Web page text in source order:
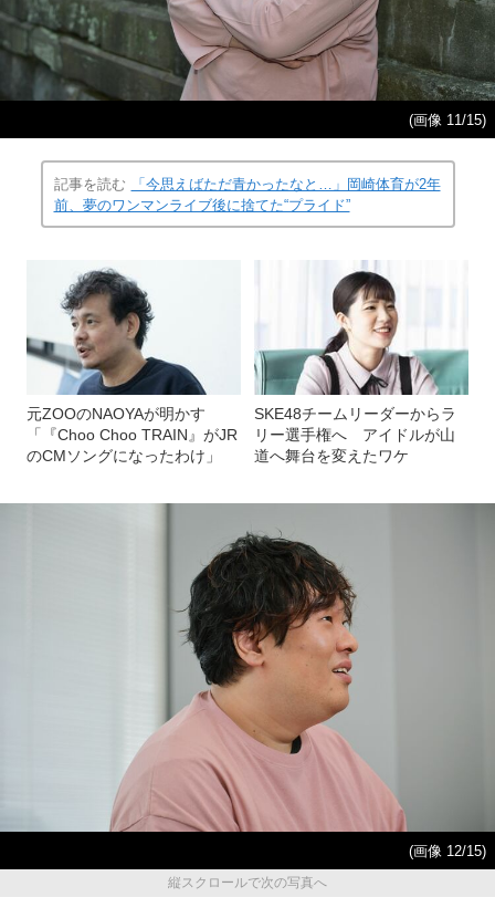
(画像 11/15)
記事を読む
「今思えばただ青かったなと…」岡崎体育が2年
前、夢のワンマンライブ後に捨てた“プライド”
元ZOOのNAOYAが明かす
「『Choo Choo TRAIN』がJR
のCMソングになったわけ」
SKE48チームリーダーからラ
リー選手権へ アイドルが山
道へ舞台を変えたワケ
(画像 12/15)
縦スクロールで次の写真へ